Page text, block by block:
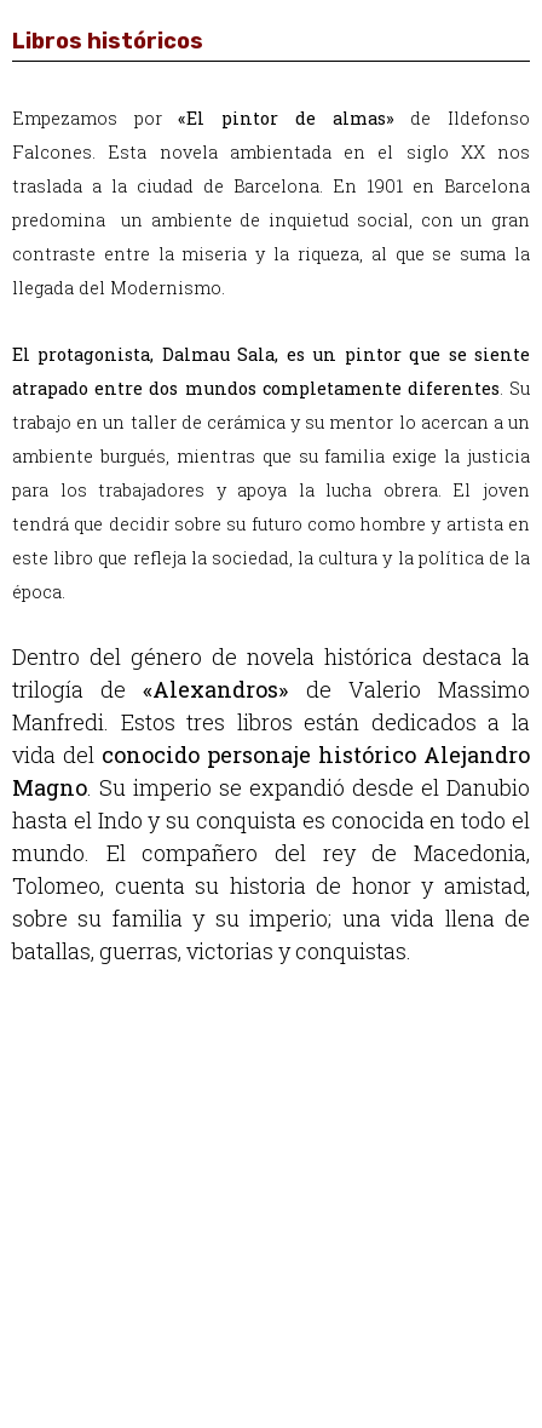
Libros históricos
Empezamos por«El pintor de almas» de Ildefonso
Falcones. Esta novela ambientada en el siglo XX nos
traslada a la ciudad de Barcelona. En 1901 en Barcelona
predomina un ambiente de inquietud social, con un gran
contraste entre la miseria y la riqueza, al que se suma la
llegada del Modernismo.
El protagonista, Dalmau Sala, es un pintor que se siente
atrapado entre dos mundos completamente diferentes. Su
trabajo en un taller de cerámica y su mentor lo acercan a un
ambiente burgués, mientras que su familia exige la justicia
para los trabajadores y apoya la lucha obrera. El joven
tendrá que decidir sobre su futuro como hombre y artista en
este libro que refleja la sociedad, la cultura y la política de la
época.
Dentro del género de novela histórica destaca la
trilogía de«Alexandros» de Valerio Massimo
Manfredi. Estos tres libros están dedicados a la
vida del conocido personaje histórico Alejandro
Magno. Su imperio se expandió desde el Danubio
hasta el Indo y su conquista es conocida en todo el
mundo. El compañero del rey de Macedonia,
Tolomeo, cuenta su historia de honor y amistad,
sobre su familia y su imperio; una vida llena de
batallas, guerras, victorias y conquistas.